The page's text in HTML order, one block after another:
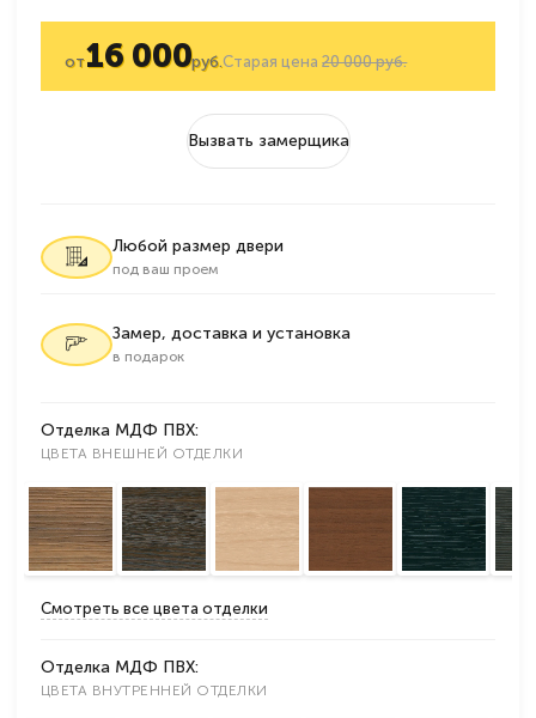
Старая цена20 000 руб.
от16 000руб.
Вызвать замерщика
Любой размер двери
под ваш проем
Замер, доставка и установка
в подарок
Отделка МДФ ПВХ:
ЦВЕТА ВНЕШНЕЙ ОТДЕЛКИ
Смотреть все цвета отделки
Отделка МДФ ПВХ:
ЦВЕТА ВНУТРЕННЕЙ ОТДЕЛКИ